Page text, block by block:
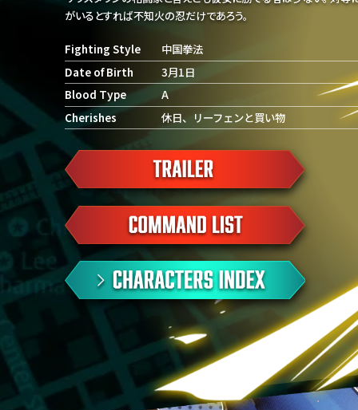
がいるとすれば不知火の忍だけであろう。
Fighting Style
中国拳法
Date of Birth
3月1日
Blood Type
A
Cherishes
休日、リーフェンと買い物